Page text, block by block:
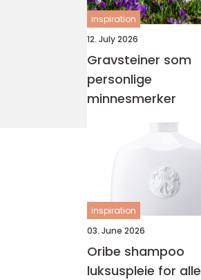
inspiration
12. July 2026
Gravsteiner som
personlige
minnesmerker
inspiration
03. June 2026
Oribe shampoo
luksuspleie for alle